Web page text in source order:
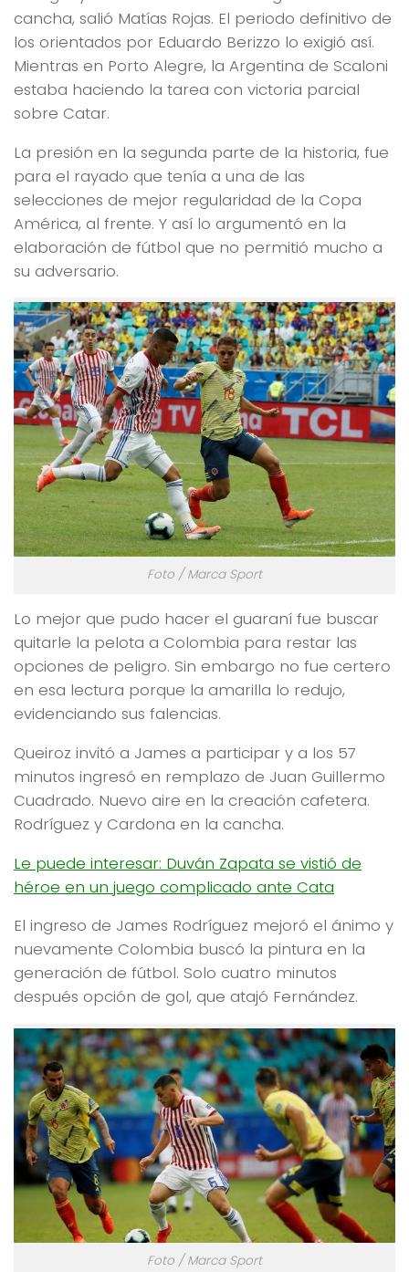
cancha, salió Matías Rojas. El periodo definitivo de
los orientados por Eduardo Berizzo lo exigió así.
Mientras en Porto Alegre, la Argentina de Scaloni
estaba haciendo la tarea con victoria parcial
sobre Catar.
La presión en la segunda parte de la historia, fue
para el rayado que tenía a una de las
selecciones de mejor regularidad de la Copa
América, al frente. Y así lo argumentó en la
elaboración de fútbol que no permitió mucho a
su adversario.
Foto / Marca Sport
Lo mejor que pudo hacer el guaraní fue buscar
quitarle la pelota a Colombia para restar las
opciones de peligro. Sin embargo no fue certero
en esa lectura porque la amarilla lo redujo,
evidenciando sus falencias.
Queiroz invitó a James a participar y a los 57
minutos ingresó en remplazo de Juan Guillermo
Cuadrado. Nuevo aire en la creación cafetera.
Rodríguez y Cardona en la cancha.
Le puede interesar: Duván Zapata se vistió de
héroe en un juego complicado ante Cata
El ingreso de James Rodríguez mejoró el ánimo y
nuevamente Colombia buscó la pintura en la
generación de fútbol. Solo cuatro minutos
después opción de gol, que atajó Fernández.
Foto / Marca Sport